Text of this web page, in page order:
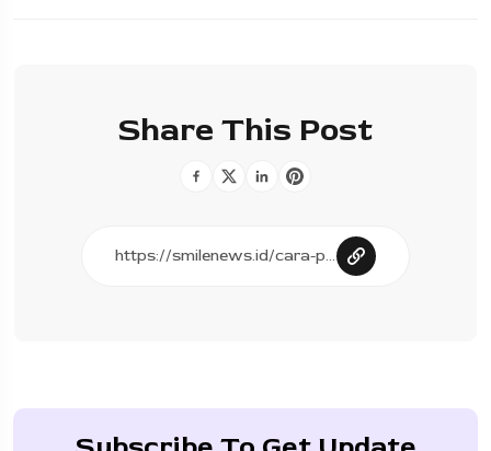
Share This Post